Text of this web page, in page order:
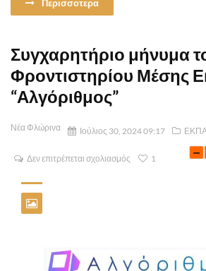
Περισσοτερα
Συγχαρητήριο μήνυμα
Φροντιστηρίου Μέσης
“Αλγόριθμος”
Νέα Φλώρινα Ιούλιος 30, 2024 09:17
Δεν επιτρέπεται σχολιασμός 1